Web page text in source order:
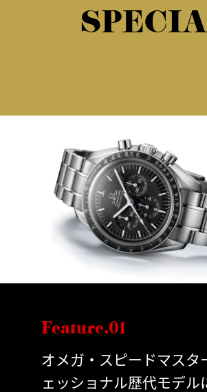
Feature.01
オメガ・スピードマスタ
ェッショナル歴代モデル